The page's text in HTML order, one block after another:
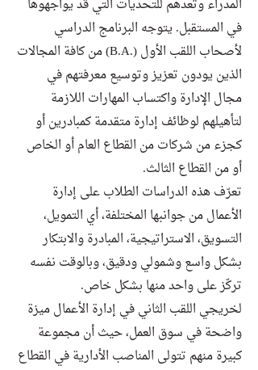
المدراء وتعدهم للتحديات التي قد يواجهوها
في المستقبل. يتوجه البرنامج الدراسي
لأصحاب اللقب الأول (.B.A) من كافة المجالات
الذين يودون تعزيز وتوسيع معرفتهم في
مجال الإدارة واكتساب المهارات اللازمة
لتأهيلهم لوظائف إدارة متقدمة كمبادرين أو
كجزء من شركات من القطاع العام أو الخاص
أو من القطاع الثالث.
تعرّف هذه الدراسات الطلاب على إدارة
الأعمال من جوانبها المختلفة، أي التمويل،
التسويق، الاستراتيجية، المبادرة والابتكار
بشكل واسع وشمولي ودقيق، وبالوقت نفسه
تركّز على واحد منها بشكل خاص.
لخريجي اللقب الثاني في إدارة الأعمال ميزة
واضحة في سوق العمل، حيث أن مجموعة
كبيرة منهم تتولى المناصب الأدارية في القطاع